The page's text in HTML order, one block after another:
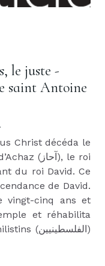
le juste -
saint Antoine
Christ décéda le
( آحاز ), le roi
du roi David. Ce
de David.
vingt-cinq ans et
et réhabilita
(الفلسطينيين )